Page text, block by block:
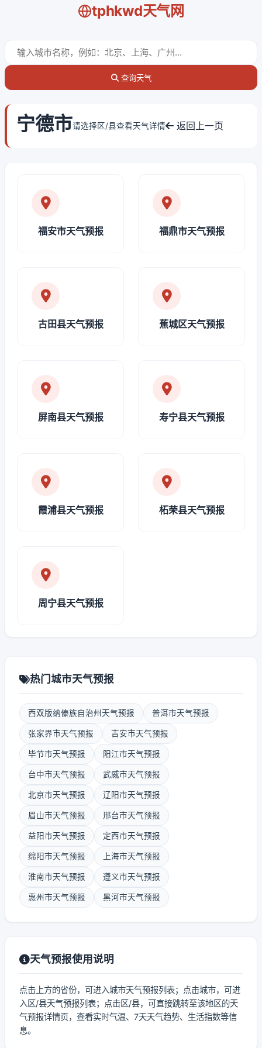
tphkwd天气网
查询天气
宁德市请选择区/县查看天气详情 返回上一页
福安市天气预报 福鼎市天气预报
古田县天气预报 蕉城区天气预报
屏南县天气预报 寿宁县天气预报
霞浦县天气预报 柘荣县天气预报
周宁县天气预报
热门城市天气预报
西双版纳傣族自治州天气预报 普洱市天气预报
张家界市天气预报 吉安市天气预报
毕节市天气预报 阳江市天气预报
台中市天气预报 武威市天气预报
北京市天气预报 辽阳市天气预报
眉山市天气预报 邢台市天气预报
益阳市天气预报 定西市天气预报
绵阳市天气预报 上海市天气预报
淮南市天气预报 遵义市天气预报
惠州市天气预报 黑河市天气预报
天气预报使用说明
点击上方的省份，可进入城市天气预报列表；点击城市，可进
入区/县天气预报列表；点击区/县，可直接跳转至该地区的天
气预报详情页，查看实时气温、7天天气趋势、生活指数等信
息。